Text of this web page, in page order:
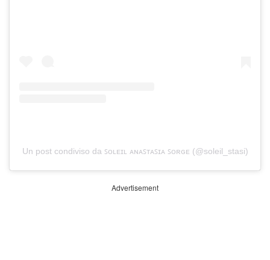
Un post condiviso da ꜱᴏʟᴇɪʟ ᴀɴᴀꜱᴛᴀꜱɪᴀ ꜱᴏʀɢᴇ (@soleil_stasi)
Advertisement